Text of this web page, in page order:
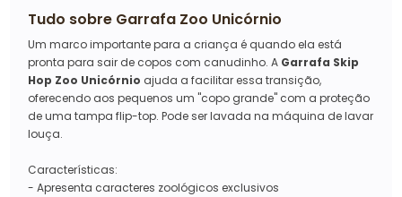
Tudo sobre Garrafa Zoo Unicórnio
Um marco importante para a criança é quando ela está
pronta para sair de copos com canudinho. A Garrafa Skip
Hop Zoo Unicórnio ajuda a facilitar essa transição,
oferecendo aos pequenos um "copo grande" com a proteção
de uma tampa flip-top. Pode ser lavada na máquina de lavar
louça.
Características:
- Apresenta caracteres zoológicos exclusivos